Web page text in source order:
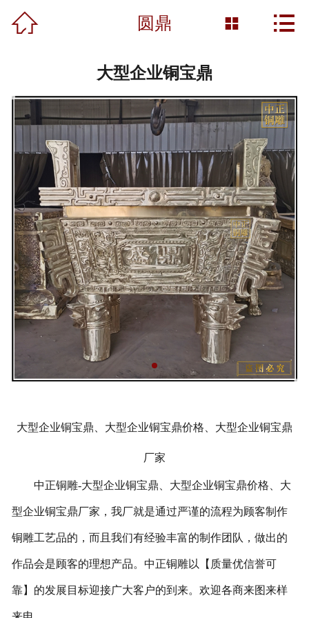
 首页
新闻资讯
工程案例
雕塑知识
资质荣誉
营销网络
联系我们
 圆鼎  
大型企业铜宝鼎
大型企业铜宝鼎、大型企业铜宝鼎价格、大型企业铜宝鼎
厂家
中正铜雕-大型企业铜宝鼎、 大型企业铜宝鼎价格、 大
型企业铜宝鼎厂家 ，我厂就是通过严谨的流程为顾客制作
铜雕工艺品的，而且我们有经验丰富的制作团队，做出的
作品会是顾客的理想产品。中正铜雕以【质量优信誉可
靠】的发展目标迎接广大客户的到来。欢迎各商来图来样